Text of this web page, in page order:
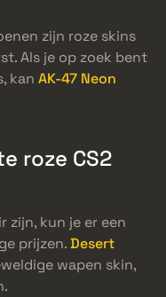
zijn roze skins
Als je op zoek bent
kan AK-47 Neon
roze CS2
zijn, kun je er een
prijzen.Desert
wapen skin,